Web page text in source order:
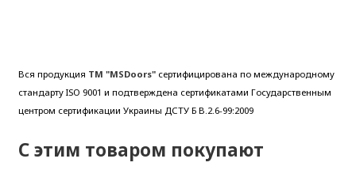
Вся продукция ТМ "MSDoors"сертифицирована по международному
стандарту ISO 9001 и подтверждена сертификатами Государственным
центром сертификации Украины ДСТУ Б В.2.6-99:2009
С этим товаром покупают